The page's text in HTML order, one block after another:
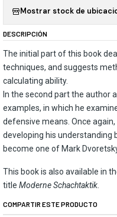
Mostrar stock de
DESCRIPCIÓN
The initial part of this book
techniques, and suggests
calculating ability.
In the second part the author
examples, in which he
defensive means. Once
developing his understanding
become one of Mark
This book is also available in
titleModerne Schachtaktik.
COMPARTIR ESTE PRODUCTO